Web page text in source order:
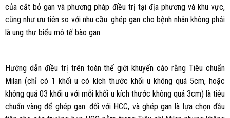
của cắt bỏ gan và phương pháp điều trị tại địa phương và khu vực,
cũng như ưu tiên so với nhu cầu. ghép gan cho bệnh nhân không phải
là ung thư biểu mô tế bào gan.
Hướng dẫn điều trị trên toàn thế giới khuyến cáo rằng Tiêu chuẩn
Milan (chỉ có 1 khối u có kích thước khối u không quá 5cm, hoặc
không quá 03 khối u với mỗi khối u kích thước không quá 3cm) là tiêu
chuẩn vàng để ghép gan. đối với HCC, và ghép gan là lựa chọn đầu